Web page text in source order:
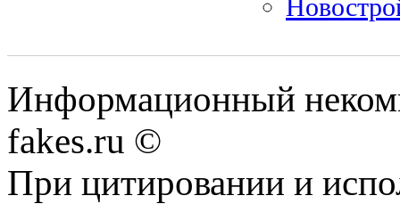
Информационный
fakes.ru ©
При цитировании и